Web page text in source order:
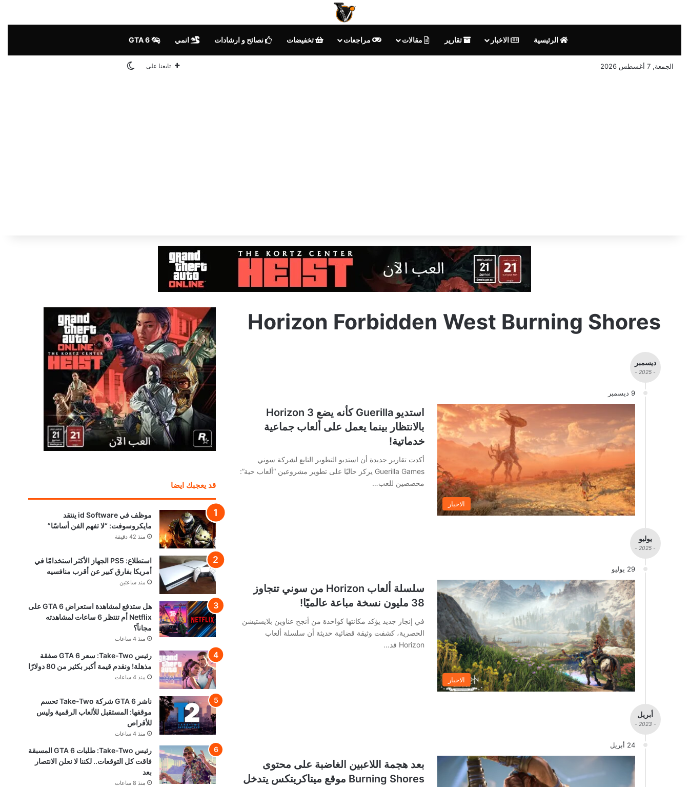
الرئيسية الاخبار تقارير مقالات مراجعات تخفيضات نصائح و ارشادات انمي
الجمعة, 7 أغسطس 2026 تابعنا على الوضع المظلم
Horizon Forbidden West Burning Shores
ديسمبر
- 2025 -
9 ديسمبر
الاخبار
استديو Guerilla كأنه يضع Horizon 3
بالانتظار بينما يعمل على ألعاب جماعية
خدماتية!
أكدت تقارير جديدة أن استديو التطوير التابع لشركة سوني
Guerilla Games يركز حاليًا على تطوير مشروعين “ألعاب حية”:
مخصصين للعب…
يوليو
- 2025 -
29 يوليو
الاخبار
سلسلة ألعاب Horizon من سوني تتجاوز
38 مليون نسخة مباعة عالميًا!
في إنجاز جديد يؤكد مكانتها كواحدة من أنجح عناوين بلايستيشن
الحصرية، كشفت وثيقة قضائية حديثة أن سلسلة ألعاب
Horizon قد…
أبريل
- 2023 -
24 أبريل
بعد هجمة اللاعبين الغاضبة على محتوى
Burning Shores موقع ميتاكريتكس يتدخل
قد يعجبك ايضا
موظف في id Software ينتقد
مايكروسوفت: “لا تفهم الفن أساسًا”
منذ 42 دقيقة
استطلاع: PS5 الجهاز الأكثر استخدامًا في
أمريكا بفارق كبير عن أقرب منافسيه
منذ ساعتين
هل ستدفع لمشاهدة استعراض GTA 6 على
Netflix أم تنتظر 6 ساعات لمشاهدته
مجاناً؟
منذ 4 ساعات
رئيس Take-Two: سعر GTA 6 صفقة
مذهلة! ونقدم قيمة أكبر بكثير من 80 دولارًا
منذ 4 ساعات
ناشر GTA 6 شركة Take-Two تحسم
موقفها: المستقبل للألعاب الرقمية وليس
للأقراص
منذ 4 ساعات
رئيس Take-Two: طلبات GTA 6 المسبقة
فاقت كل التوقعات.. لكننا لا نعلن الانتصار
بعد
منذ 8 ساعات